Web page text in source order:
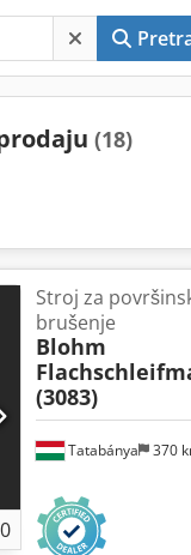
(18)
Tatabánya 370
Stroj za
brušenje
Blohm
(3083)